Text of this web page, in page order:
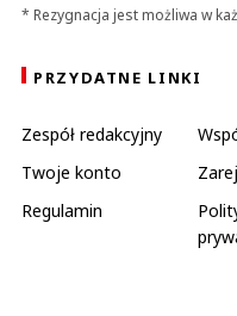
* Rezygnacja jest możliwa w
PRZYDATNE LINKI
Zespół redakcyjny
Twoje konto
Regulamin